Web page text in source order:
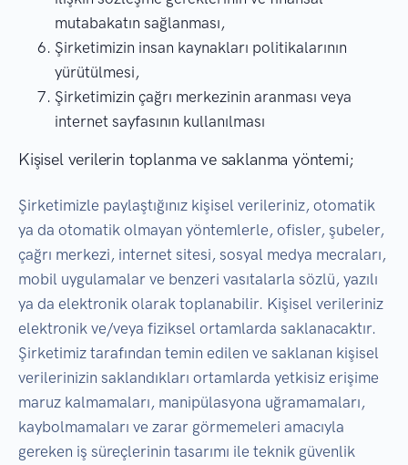
mutabakatın sağlanması,
Şirketimizin insan kaynakları politikalarının
yürütülmesi,
Şirketimizin çağrı merkezinin aranması veya
internet sayfasının kullanılması
Kişisel verilerin toplanma ve saklanma yöntemi;
Şirketimizle paylaştığınız kişisel verileriniz, otomatik
ya da otomatik olmayan yöntemlerle, ofisler, şubeler,
çağrı merkezi, internet sitesi, sosyal medya mecraları,
mobil uygulamalar ve benzeri vasıtalarla sözlü, yazılı
ya da elektronik olarak toplanabilir. Kişisel verileriniz
elektronik ve/veya fiziksel ortamlarda saklanacaktır.
Şirketimiz tarafından temin edilen ve saklanan kişisel
verilerinizin saklandıkları ortamlarda yetkisiz erişime
maruz kalmamaları, manipülasyona uğramamaları,
kaybolmamaları ve zarar görmemeleri amacıyla
gereken iş süreçlerinin tasarımı ile teknik güvenlik